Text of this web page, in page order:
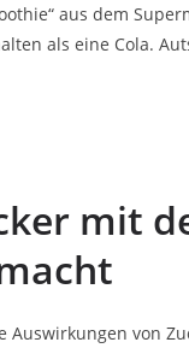
aus dem
als eine Cola.
mit
Auswirkungen von